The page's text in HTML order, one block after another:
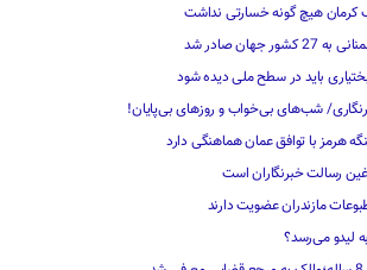
باید در سطح ملی دیده شود
شب‌های بی‌خواب و روزهای بی‌پایان!
هرمز با توافق عمان هماهنگی دارد
رسالت خبرنگاران است
لیدو می‌رسد؟